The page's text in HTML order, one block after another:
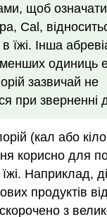
щоб означати
Cal,
їжі. Інша
одиниць
зазвичай не
при зверненні
(кал або
корисно для
їжі. Наприклад,
продуктів
з